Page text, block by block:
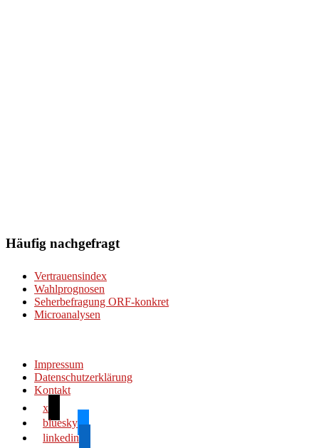
Häufig nachgefragt
Vertrauensindex
Wahlprognosen
Seherbefragung ORF-konkret
Microanalysen
Impressum
Datenschutzerklärung
Kontakt
x
bluesky
linkedin